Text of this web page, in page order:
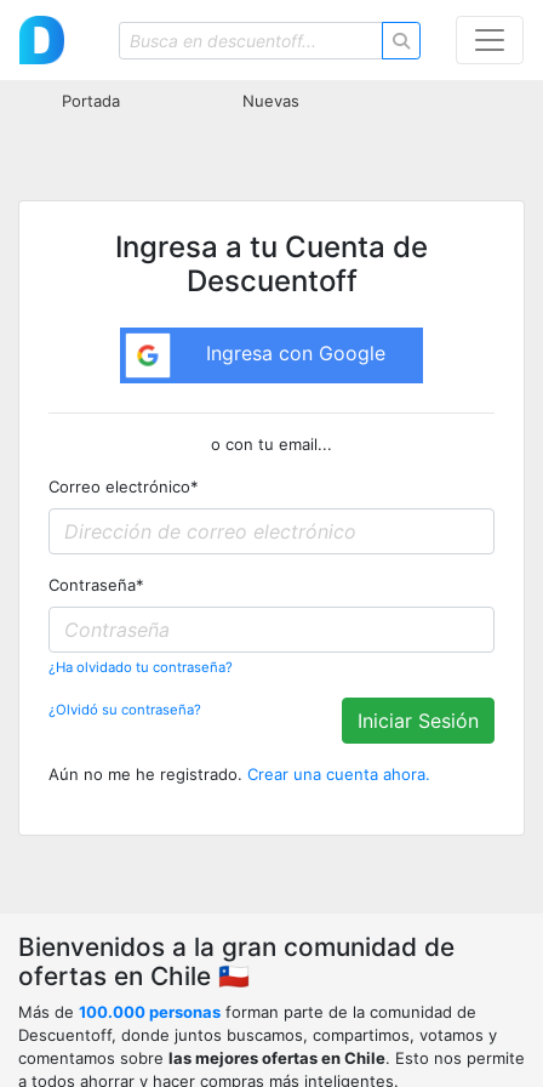
Portada Nuevas
Ingresa a tu Cuenta de
Descuentoff
Ingresa con Google
o con tu email...
Correo electrónico*
Contraseña*
¿Ha olvidado tu contraseña?
¿Olvidó su contraseña? Iniciar Sesión
Aún no me he registrado. Crear una cuenta ahora.
Bienvenidos a la gran comunidad de
ofertas en Chile 🇨🇱
Más de 100.000 personas forman parte de la comunidad de
Descuentoff, donde juntos buscamos, compartimos, votamos y
comentamos sobre las mejores ofertas en Chile. Esto nos permite
a todos ahorrar y hacer compras más inteligentes.